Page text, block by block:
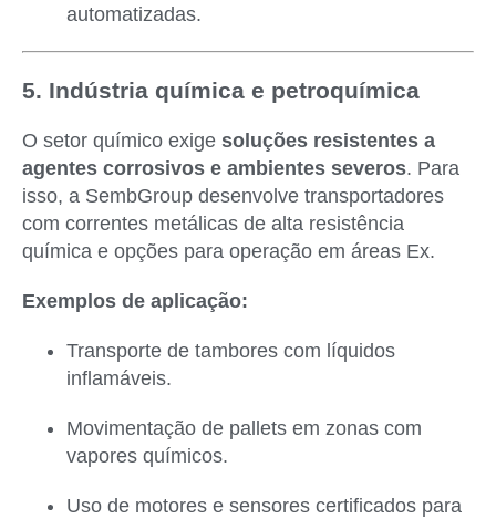
automatizadas.
5. Indústria química e petroquímica
O setor químico exige soluções resistentes a
agentes corrosivos e ambientes severos. Para
isso, a SembGroup desenvolve transportadores
com correntes metálicas de alta resistência
química e opções para operação em áreas Ex.
Exemplos de aplicação:
Transporte de tambores com líquidos
inflamáveis.
Movimentação de pallets em zonas com
vapores químicos.
Uso de motores e sensores certificados para